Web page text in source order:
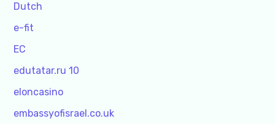
Dutch
e-fit
EC
edutatar.ru 10
eloncasino
embassyofisrael.co.uk